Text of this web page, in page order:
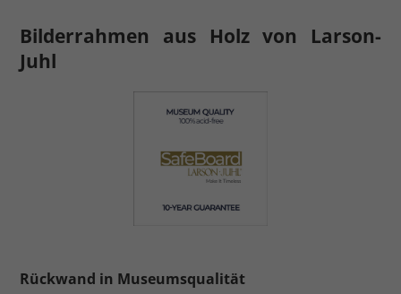
Bilderrahmen aus Holz von Larson-
Juhl
Rückwand in Museumsqualität